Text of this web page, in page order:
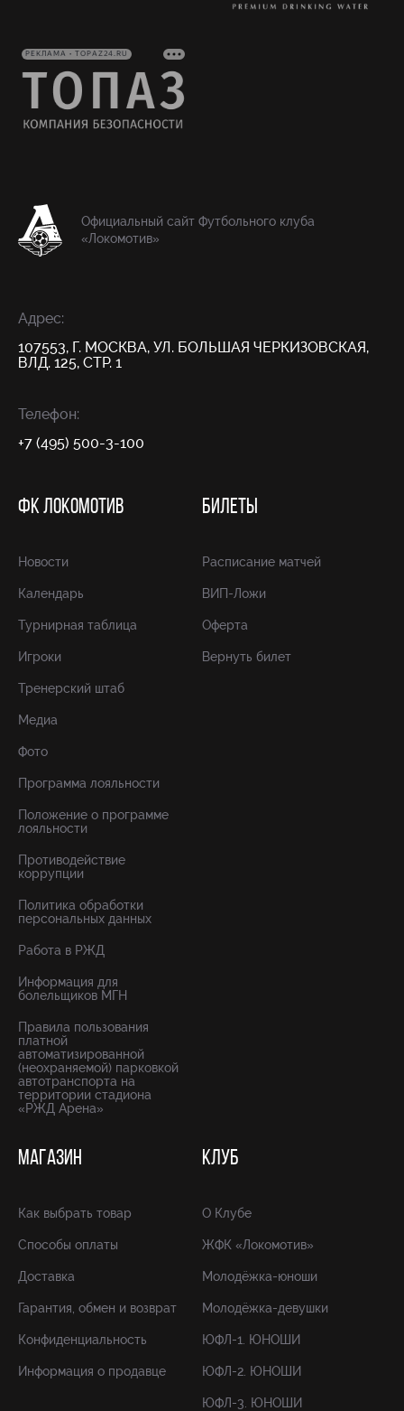
РЕКЛАМА • TOPAZ24.RU
Официальный сайт Футбольного клуба
«Локомотив»
Адрес:
107553, Г. МОСКВА, УЛ. БОЛЬШАЯ ЧЕРКИЗОВСКАЯ,
ВЛД. 125, СТР. 1
Телефон:
+7 (495) 500-3-100
ФК ЛОКОМОТИВ
Новости
Календарь
Турнирная таблица
Игроки
Тренерский штаб
Медиа
Фото
Программа лояльности
Положение о программе
лояльности
Противодействие
коррупции
Политика обработки
персональных данных
Работа в РЖД
Информация для
болельщиков МГН
Правила пользования
платной
автоматизированной
(неохраняемой) парковкой
автотранспорта на
территории стадиона
«РЖД Арена»
БИЛЕТЫ
Расписание матчей
ВИП-Ложи
Оферта
Вернуть билет
МАГАЗИН
Как выбрать товар
Способы оплаты
Доставка
Гарантия, обмен и возврат
Конфиденциальность
Информация о продавце
КЛУБ
О Клубе
ЖФК «Локомотив»
Молодёжка-юноши
Молодёжка-девушки
ЮФЛ-1. ЮНОШИ
ЮФЛ-2. ЮНОШИ
ЮФЛ-3. ЮНОШИ